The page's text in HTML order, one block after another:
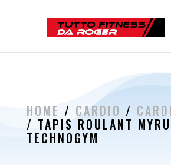
HOME / CARDIO /
/ TAPIS ROULANT
TECHNOGYM